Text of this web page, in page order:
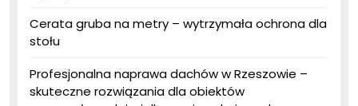
Cerata gruba na metry – wytrzymała ochrona dla
stołu
Profesjonalna naprawa dachów w Rzeszowie –
skuteczne rozwiązania dla obiektów